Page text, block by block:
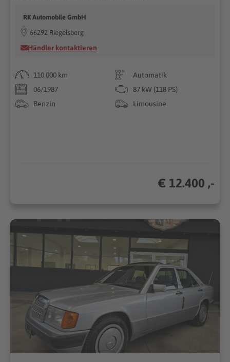
RK Automobile GmbH
66292 Riegelsberg
Händler kontaktieren
110.000 km
Automatik
06/1987
87 kW (118 PS)
Benzin
Limousine
€ 12.400 ,-